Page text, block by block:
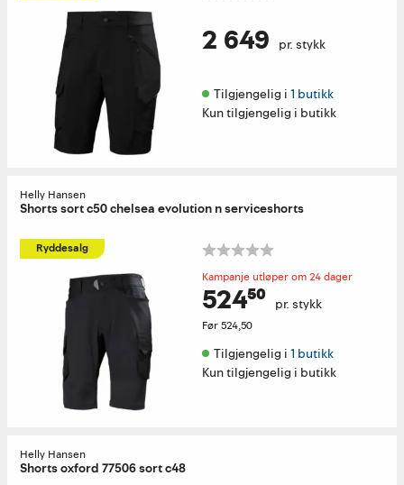
2 649 pr. stykk
Tilgjengelig i 1 butikk
Kun tilgjengelig i butikk
Helly Hansen
Shorts sort c50 chelsea evolution n serviceshorts
Ryddesalg
Kampanje utløper om 24 dager
524⁵⁰ pr. stykk
Før524,50
Tilgjengelig i 1 butikk
Kun tilgjengelig i butikk
Helly Hansen
Shorts oxford 77506 sort c48